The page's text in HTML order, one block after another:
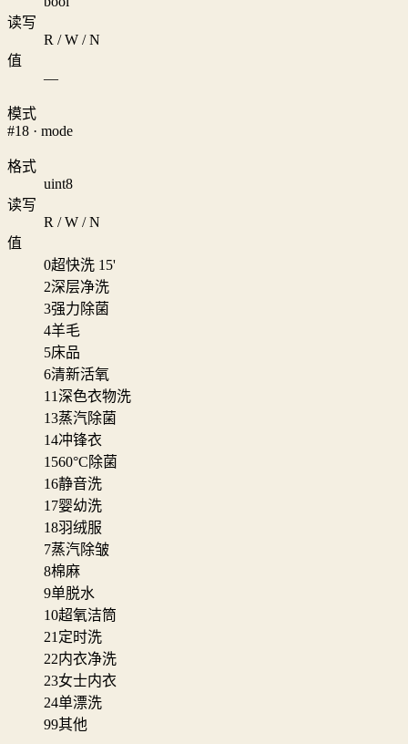
读写
R / W / N
值
—
模式
#18 · mode
格式
uint8
读写
R / W / N
值
0超快洗 15'
2深层净洗
3强力除菌
4羊毛
5床品
6清新活氧
11深色衣物洗
13蒸汽除菌
14冲锋衣
1560°C除菌
16静音洗
17婴幼洗
18羽绒服
7蒸汽除皱
8棉麻
9单脱水
10超氧洁筒
21 定时洗
22内衣净洗
23女士内衣
24单漂洗
99其他